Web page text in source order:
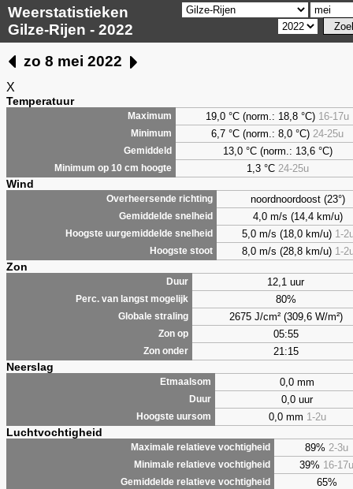
Weerstatistieken
Gilze-Rijen - 2022
zo 8 mei 2022
X
Temperatuur
Maximum 19,0 °C (norm.: 18,8 °C) 16-17u
Minimum 6,7 °C (norm.: 8,0 °C) 24-25u
Gemiddeld 13,0 °C (norm.: 13,6 °C)
Minimum op 10 cm hoogte 1,3°C 24-25u
Wind
Overheersende richting noordnoordoost (23°)
Gemiddelde snelheid 4,0 m/s (14,4 km/u)
Hoogste uurgemiddelde snelheid 5,0 m/s (18,0 km/u) 1-
Hoogste stoot 8,0 m/s (28,8 km/u) 1-
Zon
Duur 12,1 uur
Perc. van langst mogelijk 80%
Globale straling 2675 J/cm² (309,6 W/m²)
Zon op 05:55
Zon onder 21:15
Neerslag
Etmaalsom 0,0 mm
Duur 0,0 uur
Hoogste uursom 0,0 mm 1-2u
Luchtvochtigheid
Maximale relatieve vochtigheid 89% 2-3u
Minimale relatieve vochtigheid 39% 16-17u
Gemiddelde relatieve vochtigheid 65%